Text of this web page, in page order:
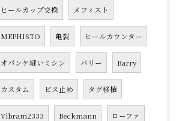
ヒールカップ交換 メフィスト
MEPHISTO 亀裂 ヒールカウンター
オパンケ縫いミシン バリー Barry
カスタム ビス止め タグ移植
Vibram2333 Beckmann ローファ